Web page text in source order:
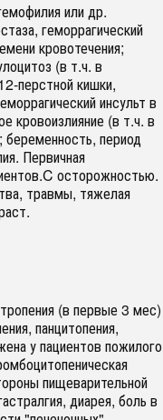
или др.
геморрагический
кровотечения;
(в т.ч. в
перстной кишки,
инсульт в
кровоизлияние (в т.ч. в
беременность, период
Первичная
осторожностью.
травмы, тяжелая
(в первые 3 мес)
панцитопения,
у пациентов пожилого
пищеварительной
диарея, боль в